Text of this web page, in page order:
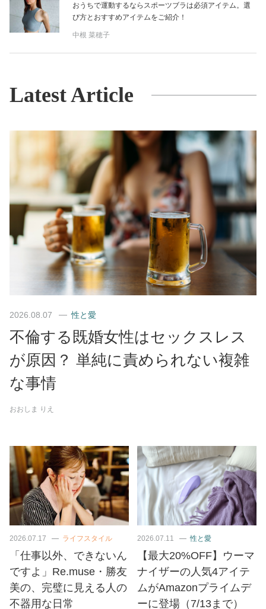
おうちで運動するならスポーツブラは必須アイテム。選
び方とおすすめアイテムをご紹介！
中根 菜穂子
Latest Article
2026.08.07 性と愛
不倫する既婚女性はセックスレス
が原因？ 単純に責められない複雑
な事情
おおしま りえ
2026.07.17 ライフスタイル
「仕事以外、できないん
ですよ」Re.muse・勝友
美の、完璧に見える人の
不器用な日常
2026.07.11 性と愛
【最大20%OFF】ウーマ
ナイザーの人気4アイテ
ムがAmazonプライムデ
ーに登場（7/13まで）